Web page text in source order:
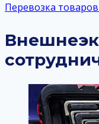
Перевозка